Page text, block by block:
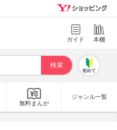
ガイド 本棚
初めて
無料まんが
ジャンル一覧